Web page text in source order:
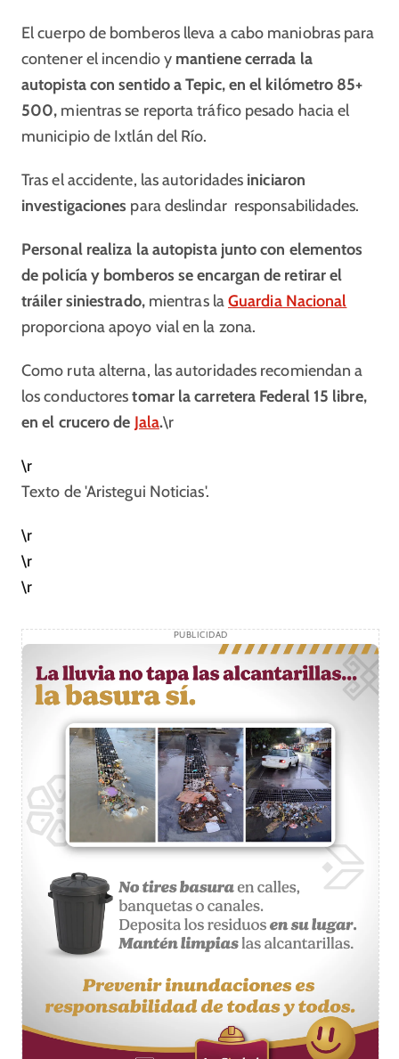
El cuerpo de bomberos lleva a cabo maniobras para
contener el incendio y mantiene cerrada la
autopista con sentido a Tepic, en el kilómetro 85+
500, mientras se reporta tráfico pesado hacia el
municipio de Ixtlán del Río.
Tras el accidente, las autoridades iniciaron
investigaciones para deslindar responsabilidades.
Personal realiza la autopista junto con elementos
de policía y bomberos se encargan de retirar el
tráiler siniestrado,mientras laGuardia Nacional
proporciona apoyo vial en la zona.
Como ruta alterna, las autoridades recomiendan a
los conductorestomar la carretera Federal 15 libre,
en el crucero de Jala.\r
\r
Texto de 'Aristegui Noticias'.
\r
\r
\r
PUBLICIDAD